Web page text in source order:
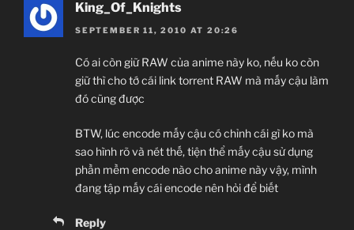
King_Of_Knights
SEPTEMBER 11, 2010 AT 20:26
Có ai còn giữ RAW của anime này ko, nếu ko còn
giữ thì cho tớ cái link torrent RAW mà mấy cậu làm
đó cũng được
BTW, lúc encode mấy cậu có chỉnh cái gì ko mà
sao hình rõ và nét thế, tiện thể mấy cậu sử dụng
phần mềm encode nào cho anime này vậy, mình
đang tập mấy cái encode nên hỏi để biết
Reply